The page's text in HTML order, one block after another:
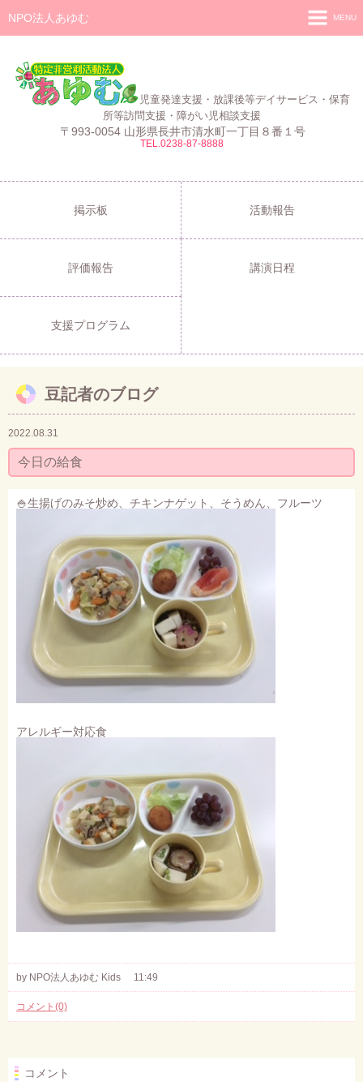
NPO法人あゆむ
児童発達支援・放課後等デイサービス・保育
所等訪問支援・障がい児相談支援
〒993-0054 山形県長井市清水町一丁目８番１号
TEL.0238-87-8888
MENU
施設紹介
あゆむZIBUN LABO
サービス内容
支援プログラム
ご利用について
採用情報
お問い合わせ
掲示板 活動報告
評価報告 講演日程
支援プログラム
豆記者のブログ
2022.08.31
今日の給食
🍚生揚げのみそ炒め、チキンナゲット、そうめん、フルーツ
アレルギー対応食
by NPO法人あゆむ Kids 11:49
コメント(0)
コメント